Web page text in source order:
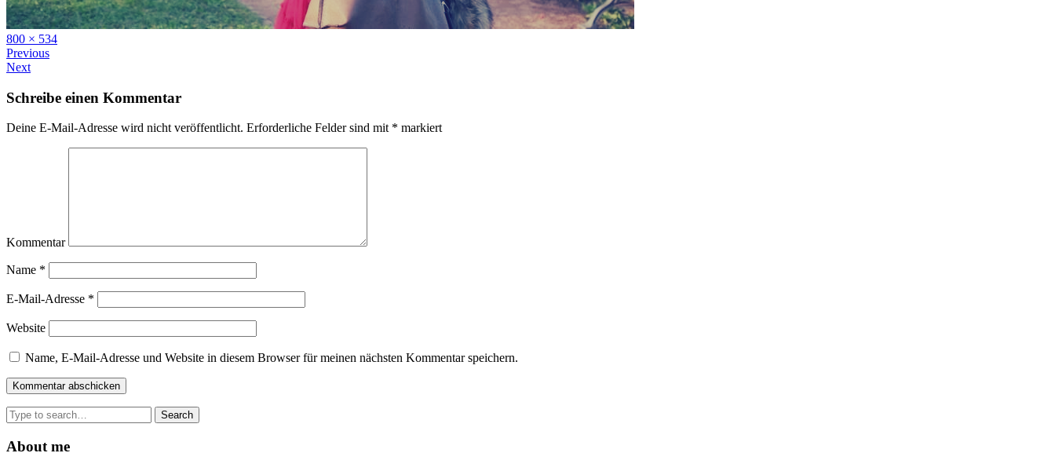
Full
size
800 × 534
Previous
Next
Schreibe einen Kommentar
Deine E-Mail-Adresse wird nicht veröffentlicht. Erforderliche Felder sind mit * markiert
Kommentar
Name *
E-Mail-Adresse *
Website
Name, E-Mail-Adresse und Website in diesem Browser für meinen nächsten Kommentar speichern.
Search
for:
About me